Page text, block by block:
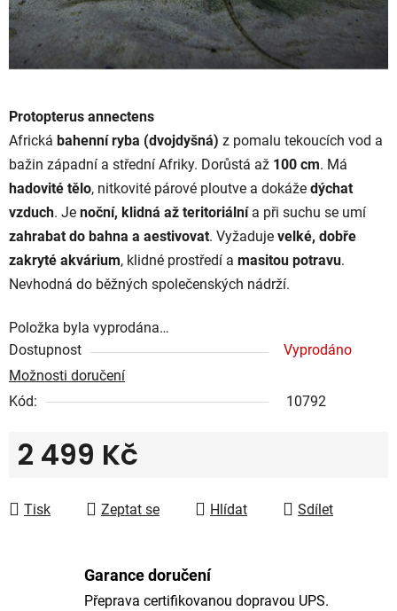
Protopterus annectens
Africká bahenní ryba (dvojdyšná) z pomalu tekoucích vod a
bažin západní a střední Afriky. Dorůstá až 100 cm. Má
hadovité tělo, nitkovité párové ploutve a dokáže dýchat
vzduch. Je noční, klidná až teritoriálnía při suchu se umí
zahrabat do bahna a aestivovat. Vyžaduje velké, dobře
zakryté akvárium, klidné prostředí a masitou potravu.
Nevhodná do běžných společenských nádrží.
Položka byla vyprodána…
Dostupnost
Vyprodáno
Možnosti doručení
Kód:
10792
2 499 Kč
Tisk
Zeptat se Hlídat Sdílet
Garance doručení
Přeprava certifikovanou dopravou UPS.